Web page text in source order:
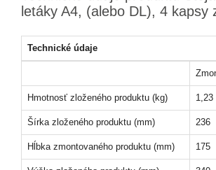
letáky A4, (alebo DL), 4 kapsy
Technické údaje
Hmotnosť zloženého produktu (kg) 1,23
Šírka zloženého produktu (mm) 236
Hĺbka zmontovaného produktu (mm) 175